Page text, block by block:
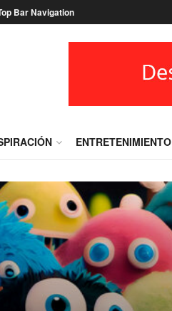
Bar Navigation
ENTRETENIMIENTO